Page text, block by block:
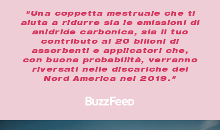
"Una coppetta mestruale che ti
aiuta a ridurre sia le emissioni di
anidride carbonica, sia il tuo
contributo ai 20 bilioni di
assorbenti e applicatori che,
con buona probabilità, verranno
riversati nelle discariche del
Nord America nel 2019."